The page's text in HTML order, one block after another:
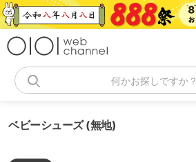
コ
ン
何かお探しですか？
ベビーシューズ (無地)